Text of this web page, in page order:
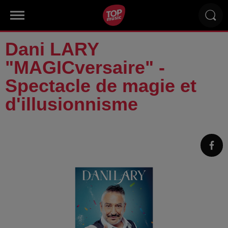
Dani LARY
"MAGICversaire" -
Spectacle de magie et
d'illusionnisme